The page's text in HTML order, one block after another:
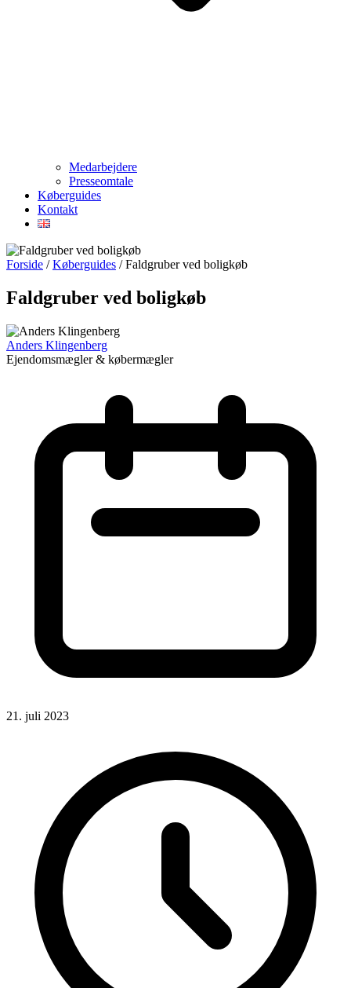
Medarbejdere
Presseomtale
Køberguides
Kontakt
Forside / Køberguides / Faldgruber ved boligkøb
Faldgruber ved boligkøb
Anders Klingenberg
Ejendomsmægler & købermægler
21. juli 2023